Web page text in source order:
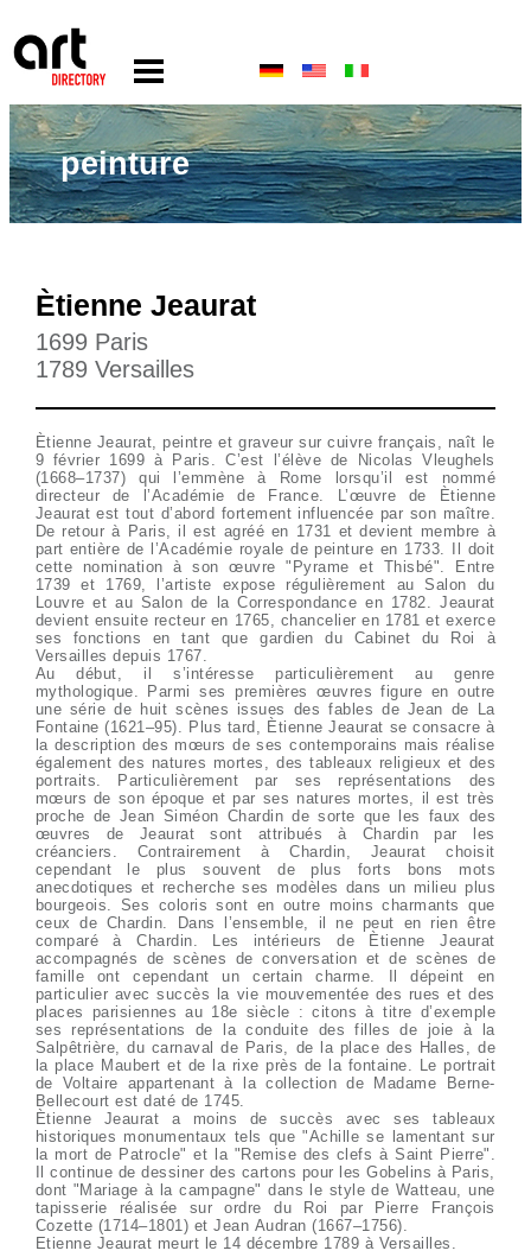
peinture
Ètienne Jeaurat
1699 Paris
1789 Versailles
Ètienne Jeaurat, peintre et graveur sur cuivre français, naît le
9 février 1699 à Paris. C’est l’élève de Nicolas Vleughels
(1668–1737) qui l’emmène à Rome lorsqu’il est nommé
directeur de l’Académie de France. L’œuvre de Ètienne
Jeaurat est tout d’abord fortement influencée par son maître.
De retour à Paris, il est agréé en 1731 et devient membre à
part entière de l’Académie royale de peinture en 1733. Il doit
cette nomination à son œuvre "Pyrame et Thisbé". Entre
1739 et 1769, l’artiste expose régulièrement au Salon du
Louvre et au Salon de la Correspondance en 1782. Jeaurat
devient ensuite recteur en 1765, chancelier en 1781 et exerce
ses fonctions en tant que gardien du Cabinet du Roi à
Versailles depuis 1767.
Au début, il s’intéresse particulièrement au genre
mythologique. Parmi ses premières œuvres figure en outre
une série de huit scènes issues des fables de Jean de La
Fontaine (1621–95). Plus tard, Ètienne Jeaurat se consacre à
la description des mœurs de ses contemporains mais réalise
également des natures mortes, des tableaux religieux et des
portraits. Particulièrement par ses représentations des
mœurs de son époque et par ses natures mortes, il est très
proche de Jean Siméon Chardin de sorte que les faux des
œuvres de Jeaurat sont attribués à Chardin par les
créanciers. Contrairement à Chardin, Jeaurat choisit
cependant le plus souvent de plus forts bons mots
anecdotiques et recherche ses modèles dans un milieu plus
bourgeois. Ses coloris sont en outre moins charmants que
ceux de Chardin. Dans l’ensemble, il ne peut en rien être
comparé à Chardin. Les intérieurs de Ètienne Jeaurat
accompagnés de scènes de conversation et de scènes de
famille ont cependant un certain charme. Il dépeint en
particulier avec succès la vie mouvementée des rues et des
places parisiennes au 18e siècle : citons à titre d’exemple
ses représentations de la conduite des filles de joie à la
Salpêtrière, du carnaval de Paris, de la place des Halles, de
la place Maubert et de la rixe près de la fontaine. Le portrait
de Voltaire appartenant à la collection de Madame Berne-
Bellecourt est daté de 1745.
Ètienne Jeaurat a moins de succès avec ses tableaux
historiques monumentaux tels que "Achille se lamentant sur
la mort de Patrocle" et la "Remise des clefs à Saint Pierre".
Il continue de dessiner des cartons pour les Gobelins à Paris,
dont "Mariage à la campagne" dans le style de Watteau, une
tapisserie réalisée sur ordre du Roi par Pierre François
Cozette (1714–1801) et Jean Audran (1667–1756).
Etienne Jeaurat meurt le 14 décembre 1789 à Versailles.